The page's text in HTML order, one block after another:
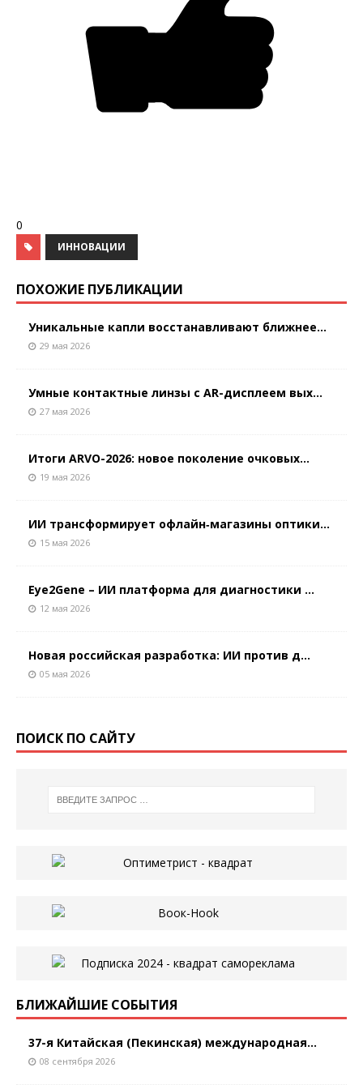
0
ИННОВАЦИИ
ПОХОЖИЕ ПУБЛИКАЦИИ
Уникальные капли восстанавливают ближнее...
29 мая 2026
Умные контактные линзы с AR-дисплеем вых...
27 мая 2026
Итоги ARVO-2026: новое поколение очковых...
19 мая 2026
ИИ трансформирует офлайн‑магазины оптики...
15 мая 2026
Eye2Gene – ИИ платформа для диагностики ...
12 мая 2026
Новая российская разработка: ИИ против д...
05 мая 2026
ПОИСК ПО САЙТУ
БЛИЖАЙШИЕ СОБЫТИЯ
37-я Китайская (Пекинская) международная...
08 сентября 2026